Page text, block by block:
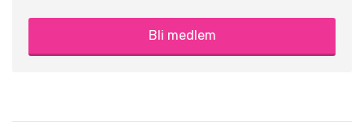
Bli medlem